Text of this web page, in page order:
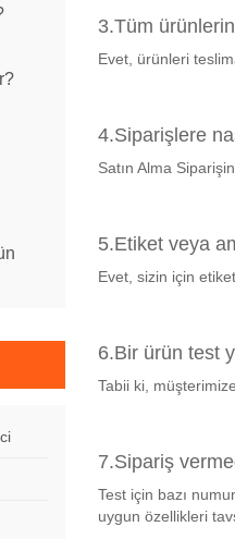
3.Tüm
Evet, ürünleri
4.Siparişlere
Satın Alma
5.Etiket veya
Evet, sizin için
6.Bir ürün test
Tabii ki,
7.Sipariş
Test için bazı
uygun özellikleri